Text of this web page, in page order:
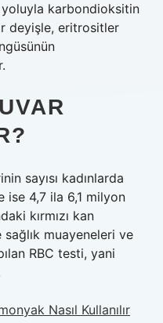
yoluyla karbondioksitin
deyişle, eritrositler
sayısı kadınlarda
ise 4,7 ila 6,1 milyon
kırmızı kan
sağlık muayeneleri ve
RBC testi, yani
Nasıl Kullanılır